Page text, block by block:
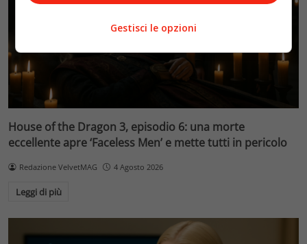
House of the Dragon 3, episodio 6: una morte
eccellente apre ‘Faceless Men’ e mette tutti in pericolo
Redazione VelvetMAG 4 Agosto 2026
Leggi di più
Gestisci le opzioni